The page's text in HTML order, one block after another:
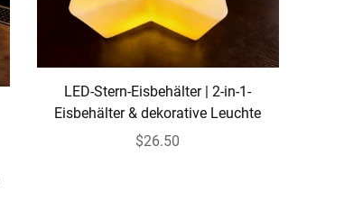
LED-Stern-Eisbehälter | 2-in-1-
Eisbehälter & dekorative Leuchte
$26.50